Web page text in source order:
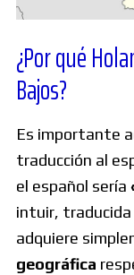
¿Por qué
Bajos?
Es importante
traducción al
el español sería
intuir, traducida
adquiere
geográfica